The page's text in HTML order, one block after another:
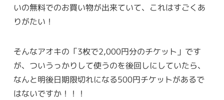
いの無料でのお買い物が出来ていて、これはすごくあ
りがたい！
そんなアオキの「3枚で2,000円分のチケット」です
が、ついうっかりして使うのを後回しにしていたら、
なんと明後日期限切れになる500円チケットがあるで
はないですか！！！